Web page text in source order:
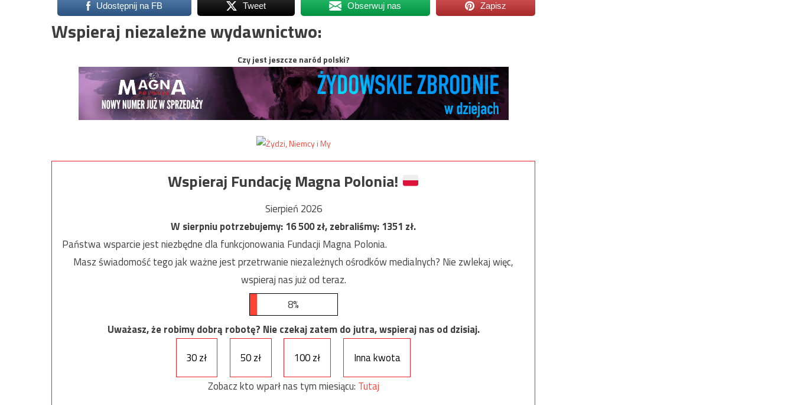
Udostępnij na FB Tweet Obserwuj nas Zapisz
Wspieraj niezależne wydawnictwo:
Czy jest jeszcze naród polski?
Wspieraj Fundację Magna Polonia!
Sierpień 2026
W sierpniu potrzebujemy:16 500zł, zebraliśmy:1351 zł.
Państwa wsparcie jest niezbędne dla funkcjonowania Fundacji Magna Polonia.
Masz świadomość tego jak ważne jest przetrwanie niezależnych ośrodków medialnych? Nie zwlekaj więc,
wspieraj nas już od teraz.
8%
Uważasz, że robimy dobrą robotę? Nie czekaj zatem do jutra, wspieraj nas od dzisiaj.
30 zł
50 zł 100 zł
Inna kwota
Zobacz kto wparł nas tym miesiącu: Tutaj